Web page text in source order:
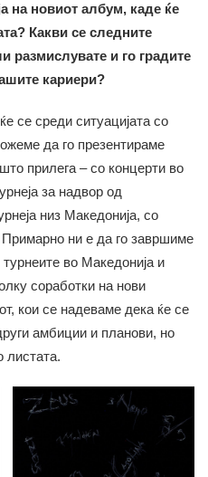
на новиот албум, каде ќе
Какви се следните
размислувате и го градите
кариери?
се среди ситуацијата со
да го презентираме
прилега – со концерти во
за надвор од
низ Македонија, со
ни е да го завршиме
во Македонија и
соработки на нови
кои се надеваме дека ќе се
амбиции и планови, но
листата.